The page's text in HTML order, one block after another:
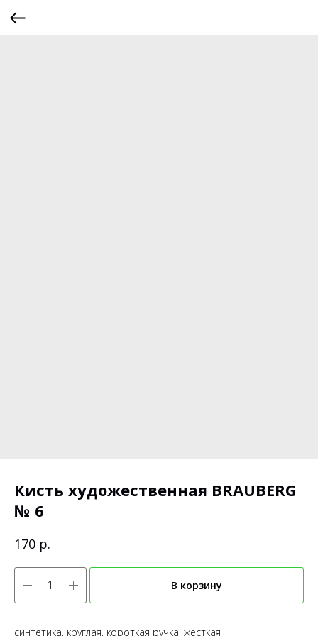
Кисть художественная BRAUBERG
№ 6
170 р.
В корзину
синтетика, круглая, короткая ручка, жесткая